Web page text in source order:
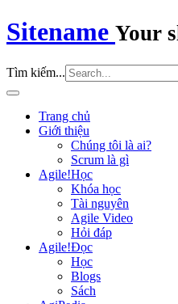
Sitename Your
Tìm kiếm...
Trang chủ
Giới thiệu
Chúng tôi là ai?
Scrum là gì
Agile!Học
Khóa học
Tài nguyên
Agile Video
Hỏi đáp
Agile!Đọc
Học
Blogs
Sách